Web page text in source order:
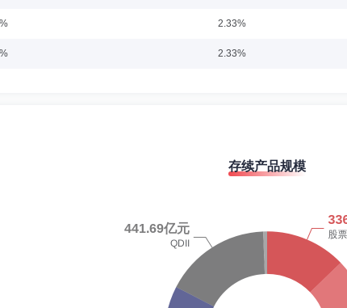
理(中国)有限公司(原上投摩根基金管理有限公司)，历任行业专家、研究部副
2.33%
2.33%
0.07%
0.47%
2.27%
存续产品规模